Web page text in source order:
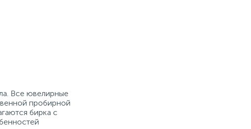
Все ювелирные
пробирной
бирка с